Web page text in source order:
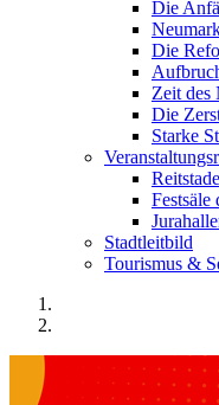
Die
Die
Zeit des
Die
Starke
Festsäle
Stadtleitbild
Tourismus &